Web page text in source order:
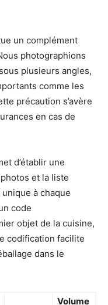
un complément
photographions
plusieurs angles,
comme les
précaution s’avère
en cas de
d’établir une
et la liste
à chaque
code
objet de la cuisine,
codification facilite
dans le
Volume